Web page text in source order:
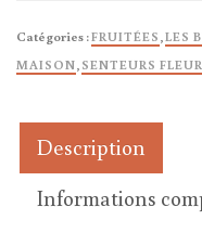
parfumée
senteur
SAUVAGE
Catégories :FRUITÉES ,LES
MAISON, SENTEURS
Description
Informations